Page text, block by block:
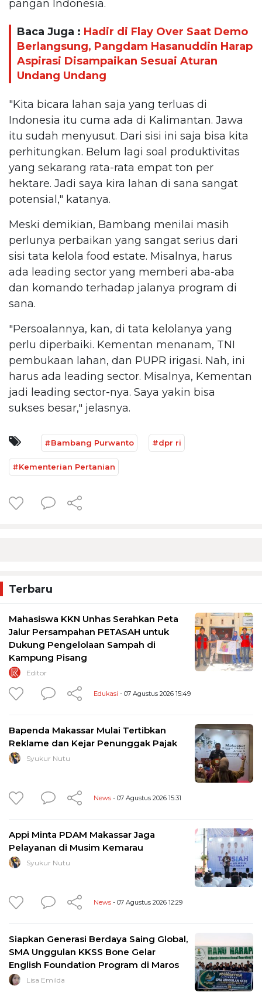
pangan Indonesia.
Baca Juga : Hadir di Flay Over Saat Demo
Berlangsung, Pangdam Hasanuddin Harap
Aspirasi Disampaikan Sesuai Aturan
Undang Undang
"Kita bicara lahan saja yang terluas di
Indonesia itu cuma ada di Kalimantan. Jawa
itu sudah menyusut. Dari sisi ini saja bisa kita
perhitungkan. Belum lagi soal produktivitas
yang sekarang rata-rata empat ton per
hektare. Jadi saya kira lahan di sana sangat
potensial," katanya.
Meski demikian, Bambang menilai masih
perlunya perbaikan yang sangat serius dari
sisi tata kelola food estate. Misalnya, harus
ada leading sector yang memberi aba-aba
dan komando terhadap jalanya program di
sana.
"Persoalannya, kan, di tata kelolanya yang
perlu diperbaiki. Kementan menanam, TNI
pembukaan lahan, dan PUPR irigasi. Nah, ini
harus ada leading sector. Misalnya, Kementan
jadi leading sector-nya. Saya yakin bisa
sukses besar," jelasnya.
#Bambang Purwanto #dpr ri
#Kementerian Pertanian
Terbaru
Mahasiswa KKN Unhas Serahkan Peta
Jalur Persampahan PETASAH untuk
Dukung Pengelolaan Sampah di
Kampung Pisang
Editor
Edukasi - 07 Agustus 2026 15:49
Bapenda Makassar Mulai Tertibkan
Reklame dan Kejar Penunggak Pajak
Syukur Nutu
News - 07 Agustus 2026 15:31
Appi Minta PDAM Makassar Jaga
Pelayanan di Musim Kemarau
Syukur Nutu
News - 07 Agustus 2026 12:29
Siapkan Generasi Berdaya Saing Global,
SMA Unggulan KKSS Bone Gelar
English Foundation Program di Maros
Lisa Emilda